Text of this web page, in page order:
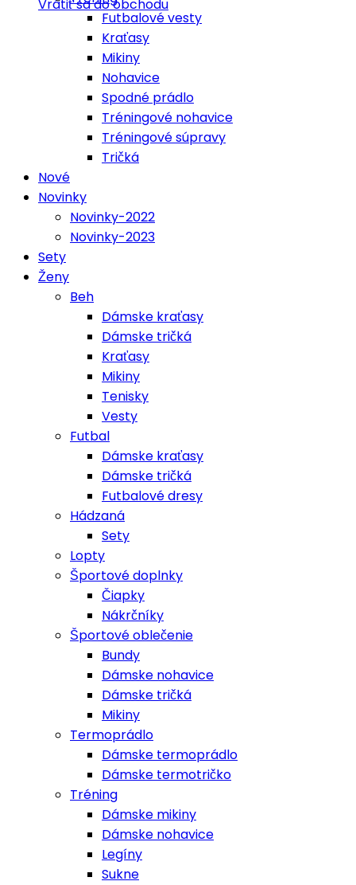
Vrátiť sa do obchodu
Futbalové vesty
Kraťasy
Mikiny
Nohavice
Spodné prádlo
Tréningové nohavice
Tréningové súpravy
Tričká
Nové
Novinky
Novinky-2022
Novinky-2023
Sety
Ženy
Beh
Dámske kraťasy
Dámske tričká
Kraťasy
Mikiny
Tenisky
Vesty
Futbal
Dámske kraťasy
Dámske tričká
Futbalové dresy
Hádzaná
Sety
Lopty
Športové doplnky
Čiapky
Nákrčníky
Športové oblečenie
Bundy
Dámske nohavice
Dámske tričká
Mikiny
Termoprádlo
Dámske termoprádlo
Dámske termotričko
Tréning
Dámske mikiny
Dámske nohavice
Legíny
Sukne